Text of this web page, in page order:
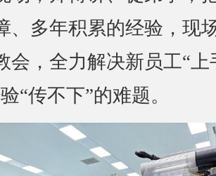
、多年积累的经验，现
会，全力解决新员工“上
“传不下”的难题。